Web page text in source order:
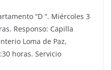
“D “. Miércoles 3
Responso: Capilla
Loma de Paz,
horas. Servicio